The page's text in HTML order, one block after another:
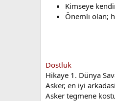
Kimseye
Önemli olan;
Dostluk
Hikaye 1. Dünya
Asker, en iyi
Asker tegmene